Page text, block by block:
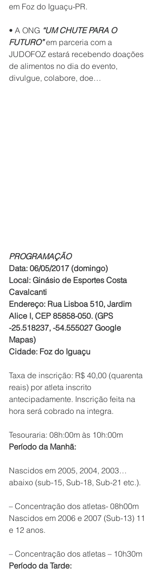
em Foz do Iguaçu-PR.
• A ONG “UM CHUTE PARA O
FUTURO” em parceria com a
JUDOFOZ estará recebendo doações
de alimentos no dia do evento,
divulgue, colabore, doe…
PROGRAMAÇÃO
Data: 06/05/2017 (domingo)
Local: Ginásio de Esportes Costa
Cavalcanti
Endereço: Rua Lisboa 510, Jardim
Alice I, CEP 85858-050. (GPS
-25.518237, -54.555027 Google
Mapas)
Cidade: Foz do Iguaçu
Taxa de inscrição: R$ 40,00 (quarenta
reais) por atleta inscrito
antecipadamente. Inscrição feita na
hora será cobrado na integra.
Tesouraria: 08h:00m às 10h:00m
Período da Manhã:
Nascidos em 2005, 2004, 2003…
abaixo (sub-15, Sub-18, Sub-21 etc.).
– Concentração dos atletas- 08h00m
Nascidos em 2006 e 2007 (Sub-13) 11
e 12 anos.
– Concentração dos atletas – 10h30m
Período da Tarde: